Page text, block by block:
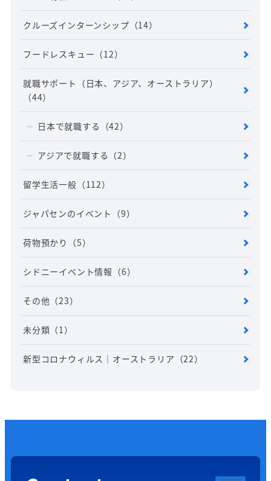
クルーズインターンシップ （14）
フードレスキュー （12）
就職サポート（日本、アジア、オーストラリア）
（44）
日本で就職する （42）
アジアで就職する （2）
留学生活一般 （112）
ジャパセンのイベント （9）
荷物預かり （5）
シドニーイベント情報 （6）
その他 （23）
未分類 （1）
新型コロナウィルス｜オーストラリア （22）